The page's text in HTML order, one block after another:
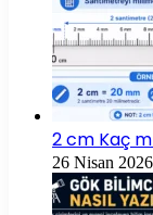
2 cm Kaç
26 Nisan 2026